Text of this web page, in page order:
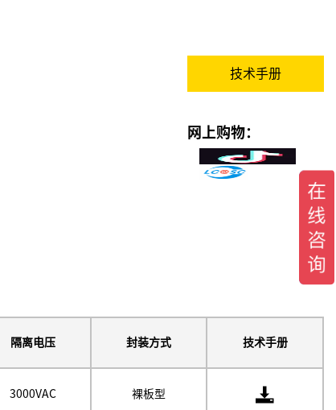
技术手册
网上购物：
隔离电压 封装方式 技术手册
3000VAC 裸板型